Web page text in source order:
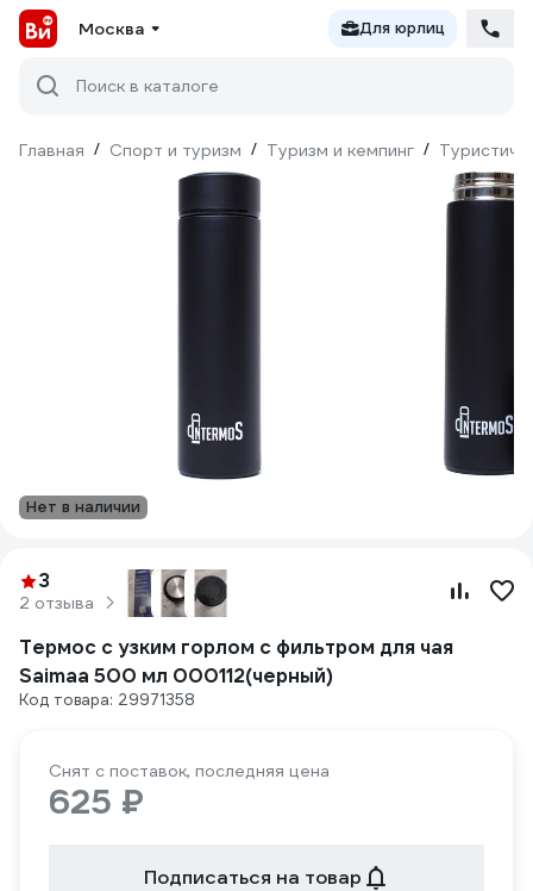
Москва Для юрлиц
Поиск в каталоге
Главная / Спорт и туризм / Туризм и кемпинг /
Нет в наличии
3
2 отзыва
Термос с узким горлом с фильтром для чая
Saimaa 500 мл 000112(черный)
Код товара: 29971358
Снят с поставок, последняя цена
625 ₽
Подписаться на товар